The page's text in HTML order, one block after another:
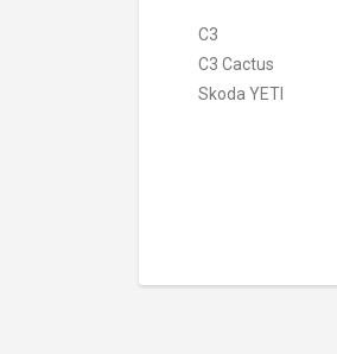
C3
C3 Cactus
Skoda YETI